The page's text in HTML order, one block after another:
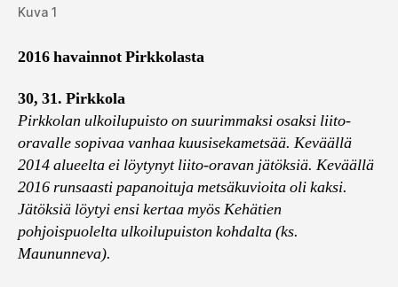
Kuva 1
2016 havainnot Pirkkolasta
30, 31. Pirkkola
Pirkkolan ulkoilupuisto on suurimmaksi osaksi liito-
oravalle sopivaa vanhaa kuusisekametsää. Keväällä
2014 alueelta ei löytynyt liito-oravan jätöksiä. Keväällä
2016 runsaasti papanoituja metsäkuvioita oli kaksi.
Jätöksiä löytyi ensi kertaa myös Kehätien
pohjoispuolelta ulkoilupuiston kohdalta (ks.
Maununneva).